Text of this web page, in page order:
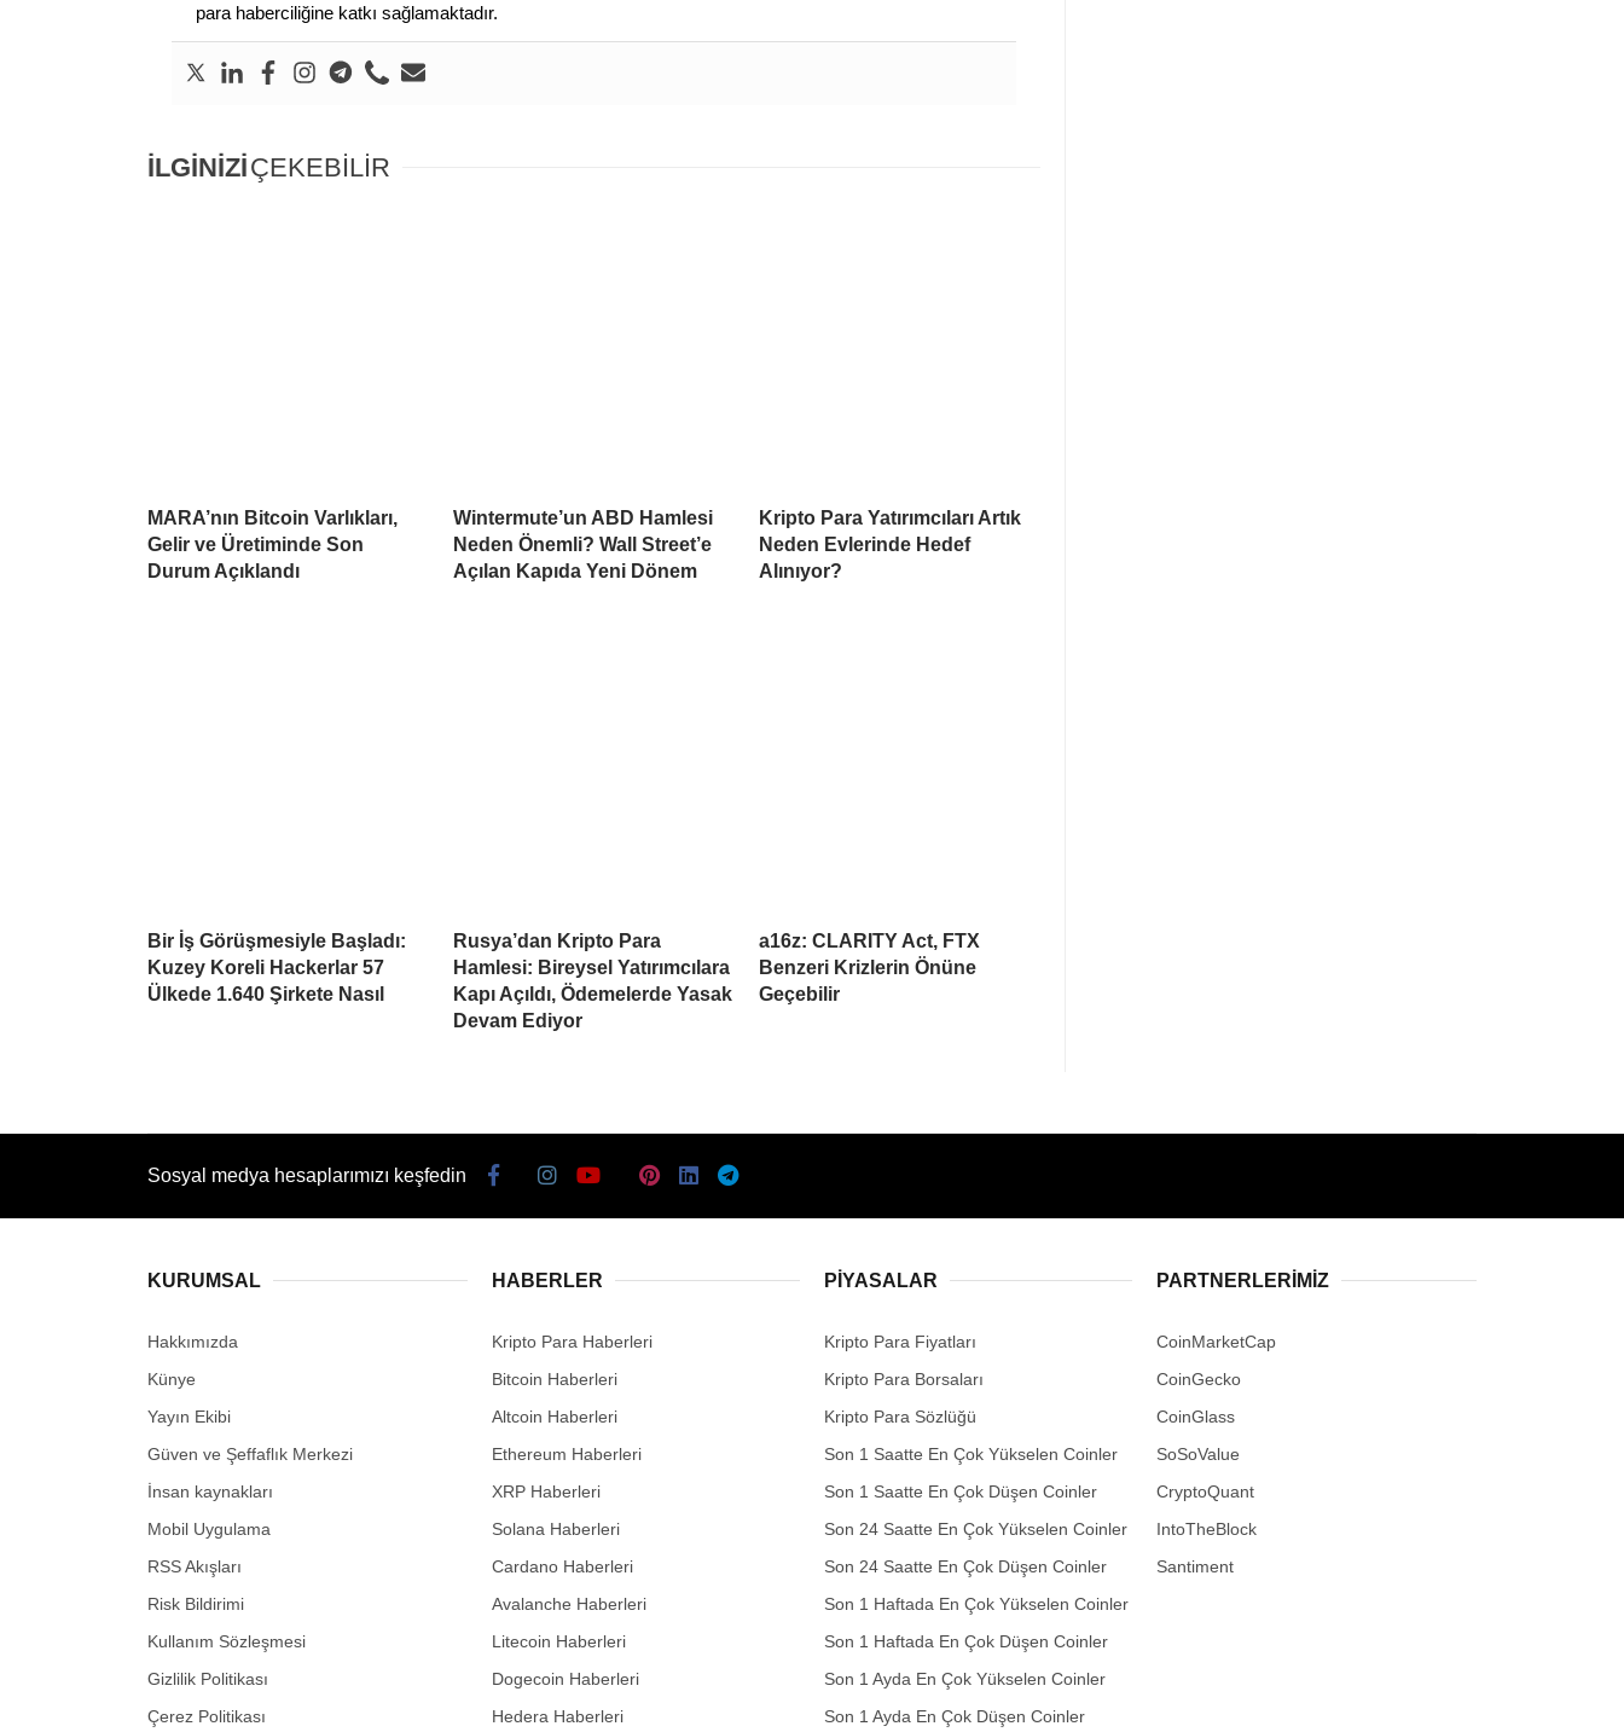
para haberciliğine katkı sağlamaktadır.
İLGİNİZİÇEKEBİLİR
MARA’nın Bitcoin Varlıkları,
Gelir ve Üretiminde Son
Durum Açıklandı
Wintermute’un ABD Hamlesi
Neden Önemli? Wall Street’e
Açılan Kapıda Yeni Dönem
Kripto Para Yatırımcıları Artık
Neden Evlerinde Hedef
Alınıyor?
Bir İş Görüşmesiyle Başladı:
Kuzey Koreli Hackerlar 57
Ülkede 1.640 Şirkete Nasıl
Rusya’dan Kripto Para
Hamlesi: Bireysel Yatırımcılara
Kapı Açıldı, Ödemelerde Yasak
Devam Ediyor
a16z: CLARITY Act, FTX
Benzeri Krizlerin Önüne
Geçebilir
Sosyal medya hesaplarımızı keşfedin
KURUMSAL
Hakkımızda
Künye
Yayın Ekibi
Güven ve Şeffaflık Merkezi
İnsan kaynakları
Mobil Uygulama
RSS Akışları
Risk Bildirimi
Kullanım Sözleşmesi
Gizlilik Politikası
Çerez Politikası
HABERLER
Kripto Para Haberleri
Bitcoin Haberleri
Altcoin Haberleri
Ethereum Haberleri
XRP Haberleri
Solana Haberleri
Cardano Haberleri
Avalanche Haberleri
Litecoin Haberleri
Dogecoin Haberleri
Hedera Haberleri
PIYASALAR
Kripto Para Fiyatları
Kripto Para Borsaları
Kripto Para Sözlüğü
Son 1 Saatte En Çok Yükselen Coinler
Son 1 Saatte En Çok Düşen Coinler
Son 24 Saatte En Çok Yükselen Coinler
Son 24 Saatte En Çok Düşen Coinler
Son 1 Haftada En Çok Yükselen Coinler
Son 1 Haftada En Çok Düşen Coinler
Son 1 Ayda En Çok Yükselen Coinler
Son 1 Ayda En Çok Düşen Coinler
PARTNERLERIMIZ
CoinMarketCap
CoinGecko
CoinGlass
SoSoValue
CryptoQuant
IntoTheBlock
Santiment